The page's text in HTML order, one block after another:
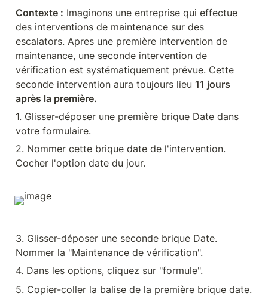
Contexte : Imaginons une entreprise qui effectue
des interventions de maintenance sur des
escalators. Apres une première intervention de
maintenance, une seconde intervention de
vérification est systématiquement prévue. Cette
seconde intervention aura toujours lieu 11 jours
après la première.
1. Glisser-déposer une première brique Date dans
votre formulaire.
2. Nommer cette brique date de l'intervention.
Cocher l'option date du jour.
3. Glisser-déposer une seconde brique Date.
Nommer la "Maintenance de vérification".
4. Dans les options, cliquez sur "formule".
5. Copier-coller la balise de la première brique date.